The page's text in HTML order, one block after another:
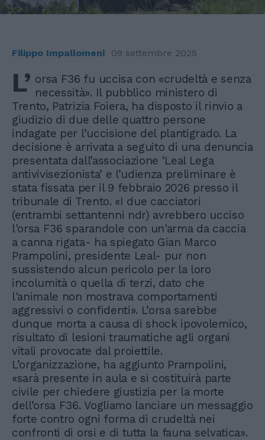
Filippo Impallomeni 09 settembre 2025
L’ orsa F36 fu uccisa con «crudeltà e senza
necessità». Il pubblico ministero di
Trento, Patrizia Foiera, ha disposto il rinvio a
giudizio di due delle quattro persone
indagate per l’uccisione del plantigrado. La
decisione è arrivata a seguito di una denuncia
presentata dall’associazione ‘Leal Lega
antivivisezionista’ e l’udienza preliminare è
stata fissata per il 9 febbraio 2026 presso il
tribunale di Trento. «I due cacciatori
(entrambi settantenni ndr) avrebbero ucciso
l'orsa F36 sparandole con un'arma da caccia
a canna rigata- ha spiegato Gian Marco
Prampolini, presidente Leal- pur non
sussistendo alcun pericolo per la loro
incolumità o quella di terzi, dato che
l'animale non mostrava comportamenti
aggressivi o confidenti». L’orsa sarebbe
dunque morta a causa di shock ipovolemico,
risultato di lesioni traumatiche agli organi
vitali provocate dal proiettile.
L’organizzazione, ha aggiunto Prampolini,
«sarà presente in aula e si costituirà parte
civile per chiedere giustizia per la morte
dell’orsa F36. Vogliamo lanciare un messaggio
forte contro ogni forma di crudeltà nei
confronti di orsi e di tutta la fauna selvatica».